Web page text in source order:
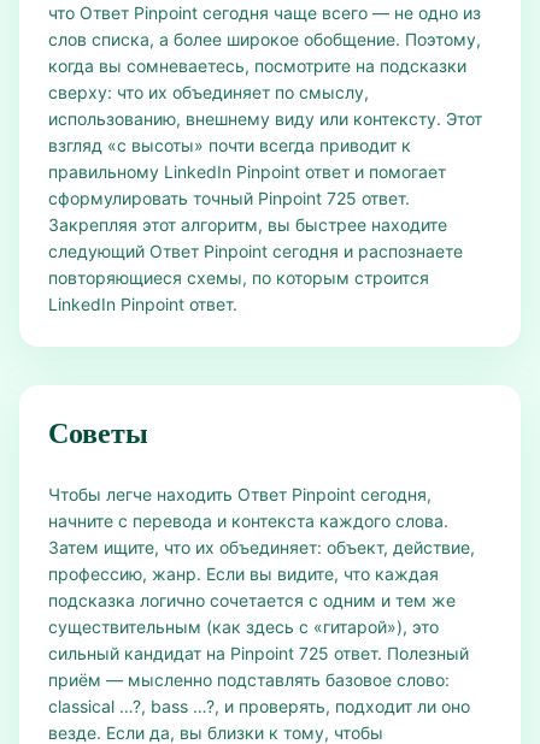
что Ответ Pinpoint сегодня чаще всего — не одно из
слов списка, а более широкое обобщение. Поэтому,
когда вы сомневаетесь, посмотрите на подсказки
сверху: что их объединяет по смыслу,
использованию, внешнему виду или контексту. Этот
взгляд «с высоты» почти всегда приводит к
правильному LinkedIn Pinpoint ответ и помогает
сформулировать точный Pinpoint 725 ответ.
Закрепляя этот алгоритм, вы быстрее находите
следующий Ответ Pinpoint сегодня и распознаете
повторяющиеся схемы, по которым строится
LinkedIn Pinpoint ответ.
Советы
Чтобы легче находить Ответ Pinpoint сегодня,
начните с перевода и контекста каждого слова.
Затем ищите, что их объединяет: объект, действие,
профессию, жанр. Если вы видите, что каждая
подсказка логично сочетается с одним и тем же
существительным (как здесь с «гитарой»), это
сильный кандидат на Pinpoint 725 ответ. Полезный
приём — мысленно подставлять базовое слово:
classical …?, bass …?, и проверять, подходит ли оно
везде. Если да, вы близки к тому, чтобы